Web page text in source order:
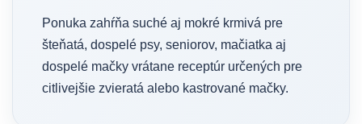
Ponuka zahŕňa suché aj mokré krmivá pre
šteňatá, dospelé psy, seniorov, mačiatka aj
dospelé mačky vrátane receptúr určených pre
citlivejšie zvieratá alebo kastrované mačky.